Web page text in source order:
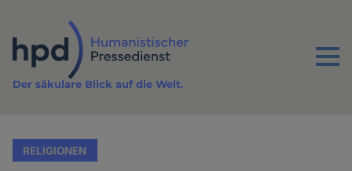
Inhalt
Menu
Der säkulare Blick auf die Welt.
RELIGIONEN